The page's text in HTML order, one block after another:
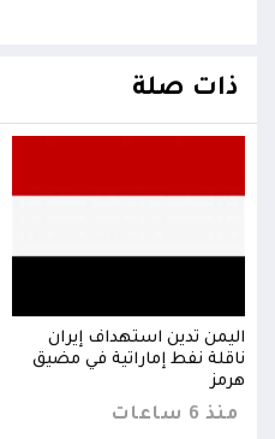
ذات صلة
اليمن تدين استهداف إيران
ناقلة نفط إماراتية في مضيق
هرمز
منذ 6 ساعات